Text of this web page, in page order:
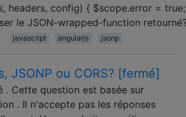
headers, config) { $scope.error =
le JSON-wrapped-function
javascript angularjs jsonp
JSONP ou CORS? [fermé]
. Cette question est basée sur
. Il n'accepte pas les réponses